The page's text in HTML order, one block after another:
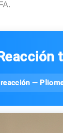
.
—